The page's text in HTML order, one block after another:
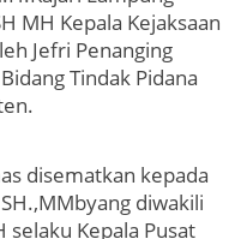
MH Kepala Kejaksaan
Jefri Penanging
Tindak Pidana
disematkan kepada
diwakili
selaku Kepala Pusat